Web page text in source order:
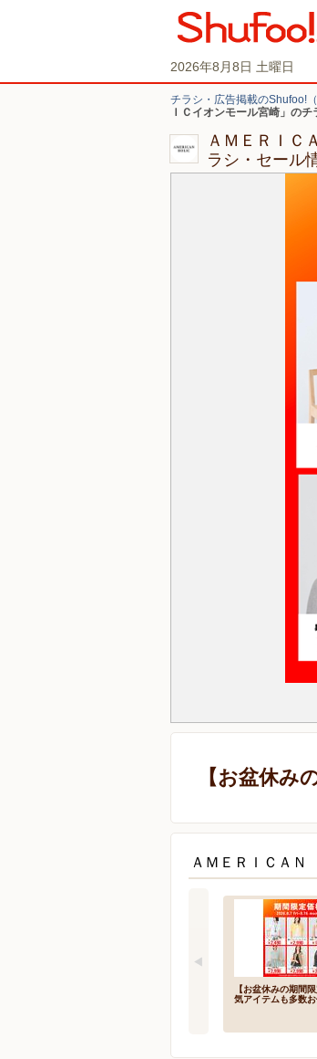
2026年8月8日 土曜日
チラシ・広告掲載のShufoo!（
ＩＣイオンモール宮崎」のチ
ＡＭＥＲＩＣ
ラシ・セール
【お盆休み
ＡＭＥＲＩＣＡ
【お盆休みの期間
気アイテムも多数お